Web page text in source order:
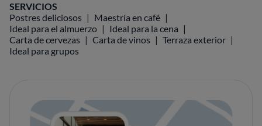
SERVICIOS
Postres deliciosos
Maestría en café
Ideal para el almuerzo
Ideal para la cena
Carta de cervezas
Carta de vinos
Terraza exterior
Ideal para grupos